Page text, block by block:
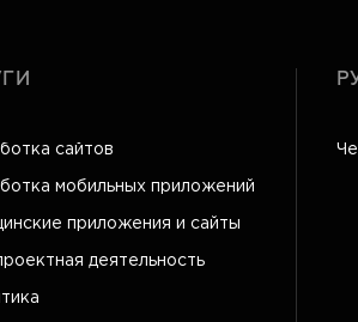
сайтов
мобильных приложений
приложения и сайты
деятельность